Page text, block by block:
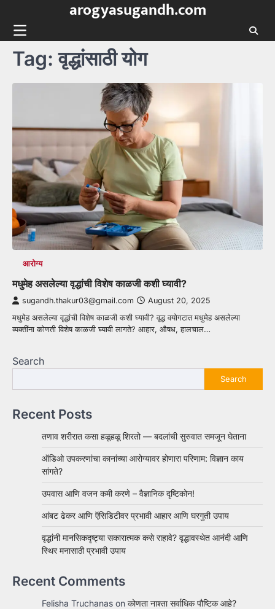
content
arogyasugandh.com
Tag:वृद्धांसाठी योग
आरोग्य
मधुमेह असलेल्या वृद्धांची विशेष काळजी कशी घ्यावी?
sugandh.thakur03@gmail.com August 20, 2025
मधुमेह असलेल्या वृद्धांची विशेष काळजी कशी घ्यावी? वृद्ध वयोगटात मधुमेह असलेल्या
व्यक्तींना कोणती विशेष काळजी घ्यावी लागते? आहार, औषध, हालचाल…
Search
Search
Recent Posts
तणाव शरीरात कसा हळूहळू शिरतो — बदलांची सुरुवात समजून घेताना
ऑडिओ उपकरणांचा कानांच्या आरोग्यावर होणारा परिणाम: विज्ञान काय
सांगते?
उपवास आणि वजन कमी करणे – वैज्ञानिक दृष्टिकोन!
आंबट ढेकर आणि ऍसिडिटीवर प्रभावी आहार आणि घरगुती उपाय
वृद्धांनी मानसिकदृष्ट्या सकारात्मक कसे राहावे? वृद्धावस्थेत आनंदी आणि
स्थिर मनासाठी प्रभावी उपाय
Recent Comments
Felisha Truchanas on कोणता नाश्ता सर्वाधिक पौष्टिक आहे?